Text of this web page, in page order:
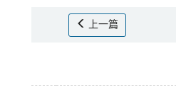
上一篇